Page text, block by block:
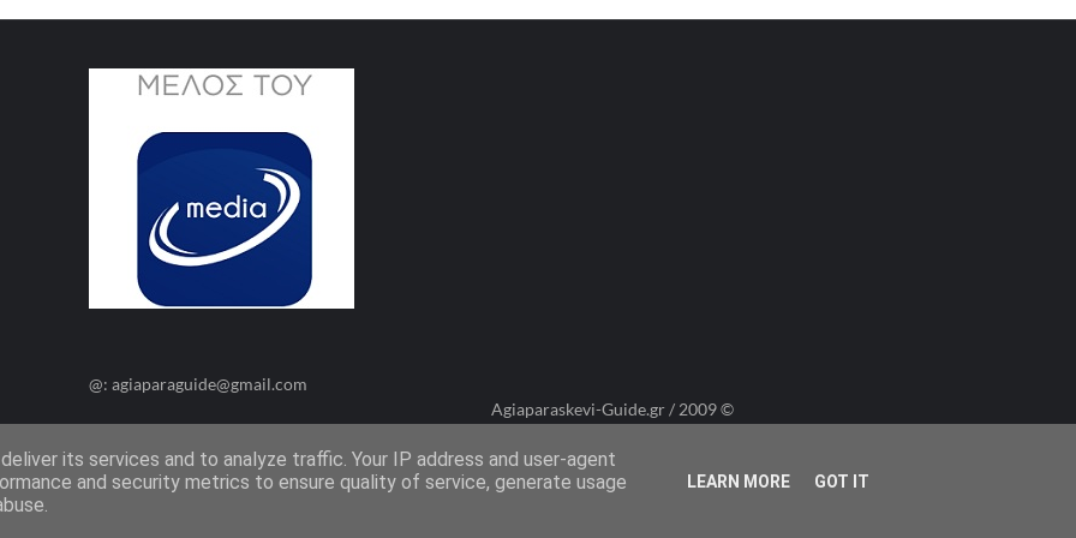
@: agiaparaguide@gmail.com
Agiaparaskevi-Guide.gr / 2009 ©
its services and to analyze traffic. Your IP address and user-agent
and security metrics to ensure quality of service, generate usage
LEARN MORE GOT IT